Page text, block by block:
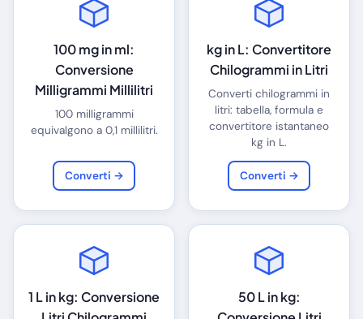
100 mg in ml:
Conversione
Milligrammi Millilitri
100 milligrammi
equivalgono a 0,1 millilitri.
Converti →
kg in L: Convertitore
Chilogrammi in Litri
Converti chilogrammi in
litri: tabella, formula e
convertitore istantaneo
kg in L.
Converti →
1 L in kg: Conversione
50 L in kg: